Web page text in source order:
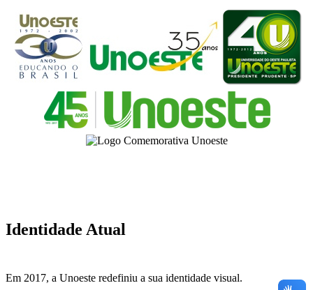
Identidade Atual
Em 2017, a Unoeste redefiniu a sua identidade visual.